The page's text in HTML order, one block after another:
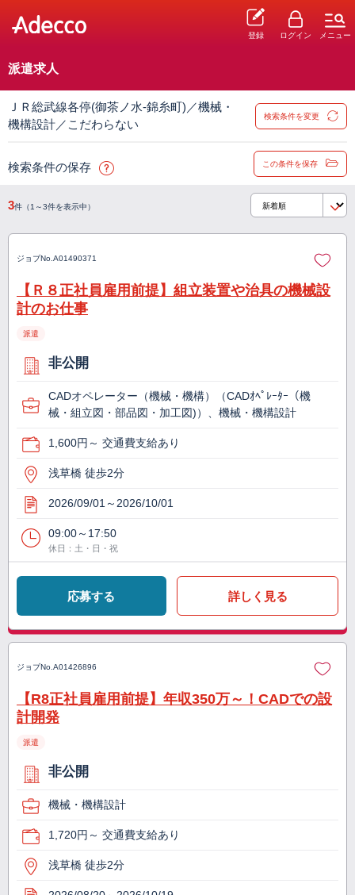
登録 ログイン メニュー
派遣求人
ＪＲ総武線各停(御茶ノ水-錦糸町)／機械・
機構設計／こだわらない
検索条件を変更
検索条件の保存 この条件を保存
3件（1～3件を表示中）
ジョブNo. A01490371
【Ｒ８正社員雇用前提】組立装置や治具の機械設
計のお仕事
派遣
非公開
CADオペレーター（機械・機構）（CADｵﾍﾟﾚｰﾀｰ（機
械・組立図・部品図・加工図)）、機械・機構設計
1,600円～ 交通費支給あり
浅草橋 徒歩2分
2026/09/01～2026/10/01
09:00～17:50
休日：土・日・祝
応募する 詳しく見る
ジョブNo. A01426896
【R8正社員雇用前提】年収350万～！CADでの設
計開発
派遣
非公開
機械・機構設計
1,720円～ 交通費支給あり
浅草橋 徒歩2分